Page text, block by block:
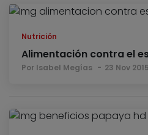
Nutrición
Alimentación contra el
Por Isabel Megías 23 Nov 2015